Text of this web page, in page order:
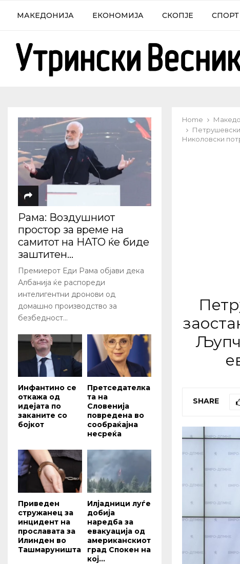
МАКЕДОНИЈА ЕКОНОМИЈА СКОПЈЕ СПОРТ
Home
Николовски
SHARE
Рама: Воздушниот
простор за време на
самитот на НАТО ќе биде
заштитен...
Премиерот Еди Рама објави дека
Албанија ќе распореди
интелигентни дронови од
домашно производство за
безбедност...
Инфантино се
откажа од
идејата по
заканите со
бојкот
Претседателка
та на
Словенија
повредена во
сообраќајна
несреќа
Приведен
стружанец за
инцидент на
прославата за
Илинден во
Ташмаруништа
Илјадници луѓе
добија
наредба за
евакуација од
американскиот
град Спокен на
кој...